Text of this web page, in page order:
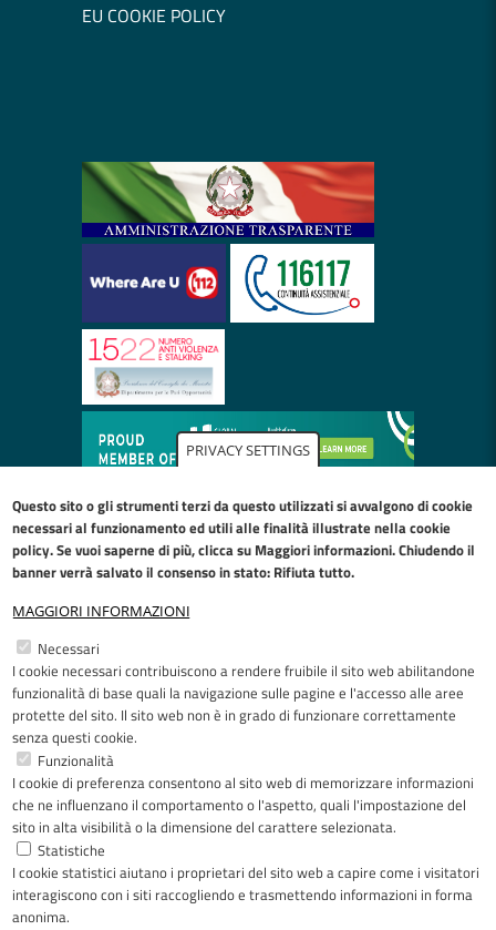
PRIVACY SETTINGS
Questo sito o gli strumenti terzi da questo utilizzati si avvalgono di cookie
necessari al funzionamento ed utili alle finalità illustrate nellacookie
policy. Se vuoi saperne di più, clicca su Maggiori informazioni. Chiudendo il
banner verrà salvato il consenso in stato: Rifiuta tutto.
MAGGIORI INFORMAZIONI
Necessari
I cookie necessari contribuiscono a rendere fruibile il sito web abilitandone
funzionalità di base quali la navigazione sulle pagine e l'accesso alle aree
protette del sito. Il sito web non è in grado di funzionare correttamente
senza questi cookie.
Funzionalità
I cookie di preferenza consentono al sito web di memorizzare informazioni
che ne influenzano il comportamento o l'aspetto, quali l'impostazione del
sito in alta visibilità o la dimensione del carattere selezionata.
Statistiche
I cookie statistici aiutano i proprietari del sito web a capire come i visitatori
interagiscono con i siti raccogliendo e trasmettendo informazioni in forma
anonima.
EU COOKIE POLICY
Restiamo in contatto
FacebookYouTubeLinkedInInstagram
Riconoscimenti